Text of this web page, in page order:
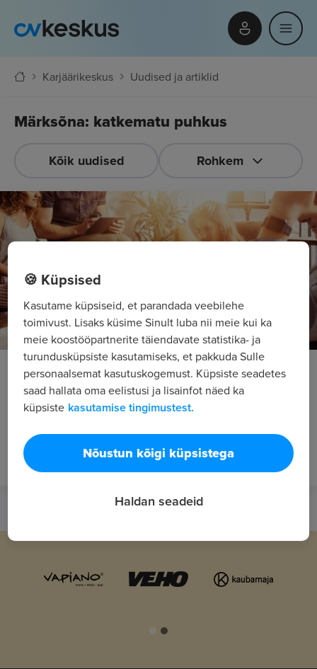
Karjäärikeskus Uudised ja artiklid
Märksõna: katkematu puhkus
Kõik uudised Rohkem
Suur osa töötajatest töötab ka puhkuse ajal
Seaduse järgi peaks iga töötaja võtma aastas vähemalt 14
päeva katkematut puhkust. Näib, et kahenädalane puhkus
neljas töövõtja. Kohustuslik kahenädalane puhkus on
vajalik selleks, et töötaj...
🍪 Küpsised
Kasutame küpsiseid, et parandada veebilehe
toimivust. Lisaks küsime Sinult luba nii meie kui ka
meie koostööpartnerite täiendavate statistika- ja
turundusküpsiste kasutamiseks, et pakkuda Sulle
personaalsemat kasutuskogemust. Küpsiste seadetes
saad hallata oma eelistusi ja lisainfot näed ka
küpsiste kasutamise tingimustest.
Nõustun kõigi küpsistega
Haldan seadeid